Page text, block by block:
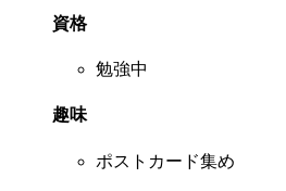
資格
勉強中
趣味
ポストカード集め